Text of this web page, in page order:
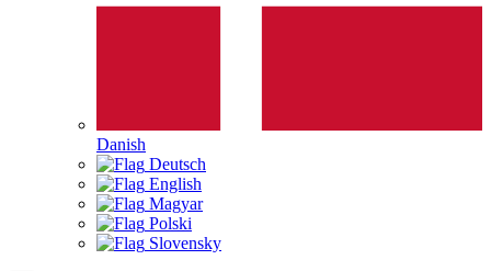
Danish
Deutsch
English
Magyar
Polski
Slovensky